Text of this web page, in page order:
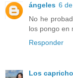
ángeles 6
No he
los pongo en
Responder
Los